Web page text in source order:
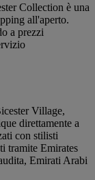
Collection è una
all'aperto.
a prezzi
Village,
direttamente a
con stilisti
tramite Emirates
Emirati Arabi